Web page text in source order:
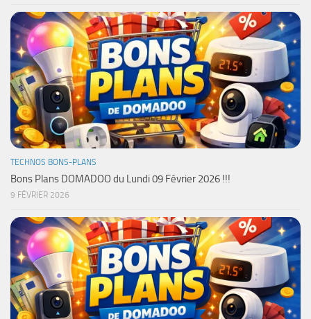
TECHNOS BONS-PLANS
Bons Plans DOMADOO du Lundi 09 Février 2026 !!!
9 FÉVRIER 2026